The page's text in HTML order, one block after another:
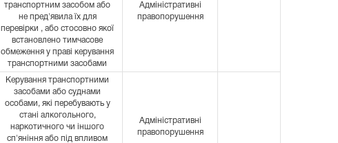
транспортним засобом або
не пред'явила їх для
перевірки , або стосовно якої
встановлено тимчасове
обмеження у праві керування
транспортними засобами
Адміністративні
правопорушення
Керування транспортними
засобами або суднами
особами, які перебувають у
стані алкогольного,
наркотичного чи іншого
сп'яніння або під впливом
Адміністративні
правопорушення